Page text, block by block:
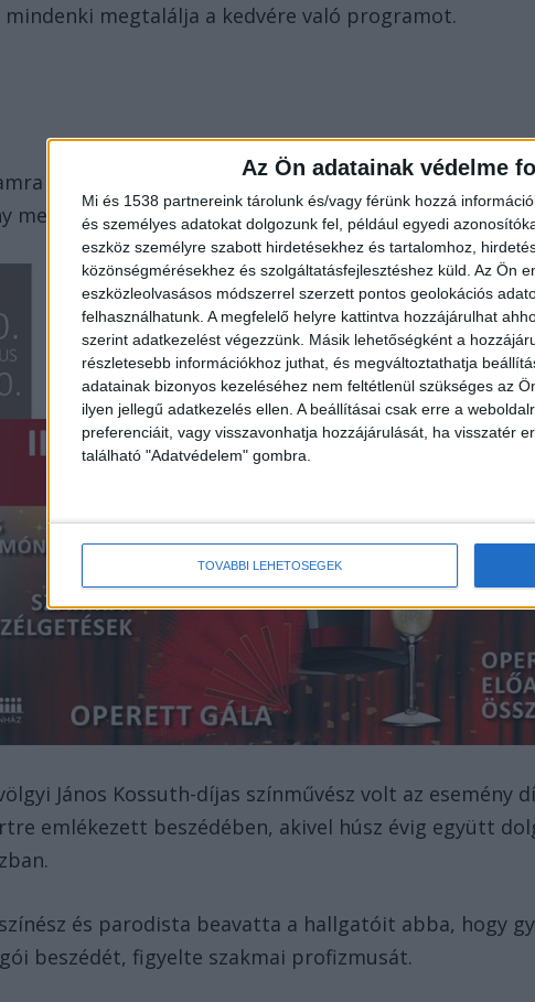
Az Ön adatainak védelme
Mi és 1538 partnereink tárolunk és/vagy férünk hozzá
és személyes adatokat dolgozunk fel, például egyedi
eszköz személyre szabott hirdetésekhez és tartalomhoz,
közönségmérésekhez és szolgáltatásfejlesztéshez küld. Az Ön
eszközleolvasásos módszerrel szerzett pontos geolokációs
felhasználhatunk. A megfelelő helyre kattintva hozzájárulhat
szerint adatkezelést végezzünk. Másik lehetőségként a
részletesebb információkhoz juthat, és megváltoztathatja
adatainak bizonyos kezeléséhez nem feltétlenül szükséges az
ilyen jellegű adatkezelés ellen. A beállításai csak erre a
preferenciáit, vagy visszavonhatja hozzájárulását, ha visszatér
található "Adatvédelem" gombra.
TOVÁBBI LEHETŐSÉGEK
megtalálja a kedvére való programot.
is kitért a művészeti vezető és elmondta, hogy
megtekinthető, mintha négynapos lenne a fesztivál.
János Kossuth-díjas színművész volt az esemény
emlékezett beszédében, akivel húsz évig együtt
és parodista beavatta a hallgatóit abba, hogy
beszédét, figyelte szakmai profizmusát.